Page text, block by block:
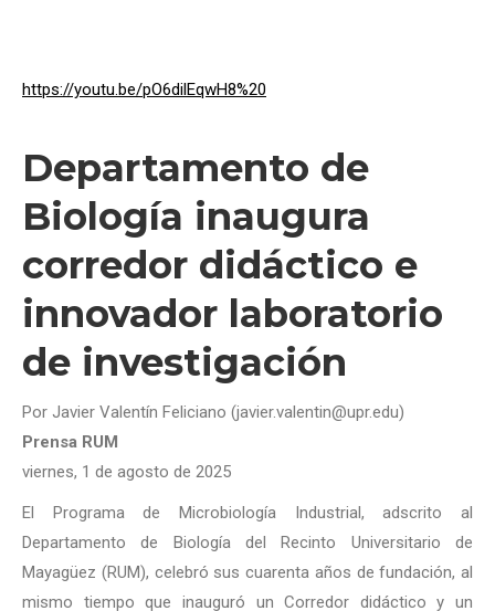
https://youtu.be/pO6dilEqwH8%20
Departamento de
Biología inaugura
corredor didáctico e
innovador laboratorio
de investigación
Por Javier Valentín Feliciano (javier.valentin@upr.edu)
Prensa RUM
viernes, 1 de agosto de 2025
El Programa de Microbiología Industrial, adscrito al
Departamento de Biología del Recinto Universitario de
Mayagüez (RUM), celebró sus cuarenta años de fundación, al
mismo tiempo que inauguró un Corredor didáctico y un